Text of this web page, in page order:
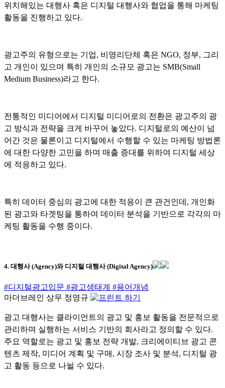
위치해있는 대행사 혹은 디지털 대행사와 협업을 통해 마케팅
활동을 진행하고 있다.
광고주의 유형으로는 기업, 비영리단체 혹은 NGO, 정부, 그리
고 개인이 있으며 특히 개인의 소규모 광고는 SMB(Small
Medium Business)라고 한다.
전통적인 미디어에서 디지털 미디어로의 전환은 광고주의 광
고 방식과 전략을 크게 바꾸어 놓았다. 디지털로의 예산이 넘
어간 것은 물론이고 디지털에서 수행할 수 있는 마케팅 방법론
에 대한 다양한 고민을 하며 매출 증대를 위하여 디지털 세상
에 적응하고 있다.
특히 데이터 중심의 광고에 대한 적응이 큰 관건인데, 개인화
된 광고와 타겟팅을 통하여 데이터 분석을 기반으로 각각의 마
케팅 활동을 수행 중이다.
4. 대행사 (Agency)와 디지털 대행사 (Digital Agency)
#디지털광고입문 #광고생태계 #용어개념
마더브레인 상무 정영규
광고 대행사는 클라이언트의 광고 및 홍보 활동을 전문적으로
관리하며 실행하는 서비스 기반의 회사라고 정의할 수 있다.
주요 역할로는 광고 및 홍보 전략 개발, 크리에이티브 광고 콘
텐츠 제작, 미디어 계획 및 구매, 시장 조사 및 분석, 디지털 광
고 활동 등으로 나뉠 수 있다.